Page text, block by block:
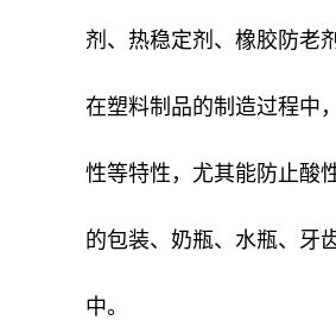
剂、热稳定剂、橡胶防老
在塑料制品的制造过程中
性等特性，尤其能防止酸
的包装、奶瓶、水瓶、牙
中。